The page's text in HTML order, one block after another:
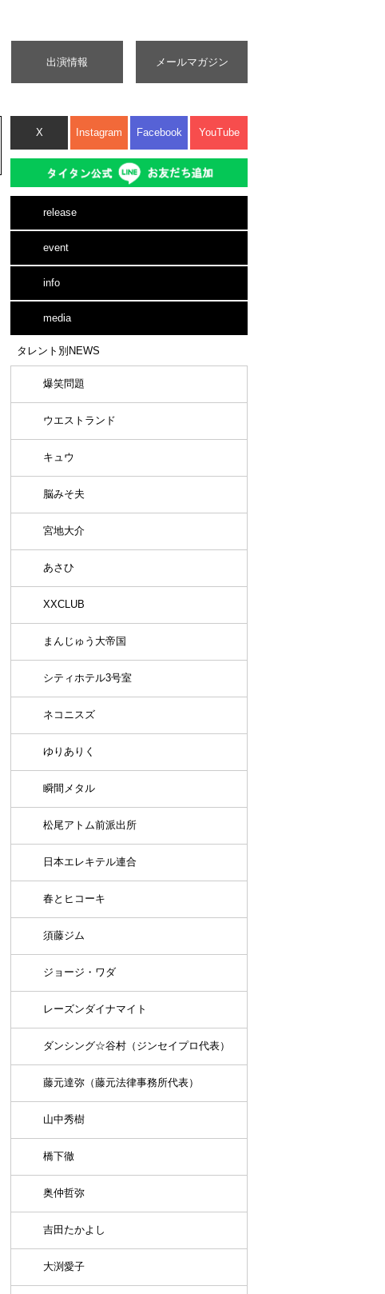
出演情報 メールマガジン
X Instagram Facebook YouTube
release
event
info
media
タレント別NEWS
爆笑問題
ウエストランド
キュウ
脳みそ夫
宮地大介
あさひ
XXCLUB
まんじゅう大帝国
シティホテル3号室
ネコニスズ
ゆりありく
瞬間メタル
松尾アトム前派出所
日本エレキテル連合
春とヒコーキ
須藤ジム
ジョージ・ワダ
レーズンダイナマイト
ダンシング☆谷村（ジンセイプロ代表）
藤元達弥（藤元法律事務所代表）
山中秀樹
橋下徹
奥仲哲弥
吉田たかよし
大渕愛子